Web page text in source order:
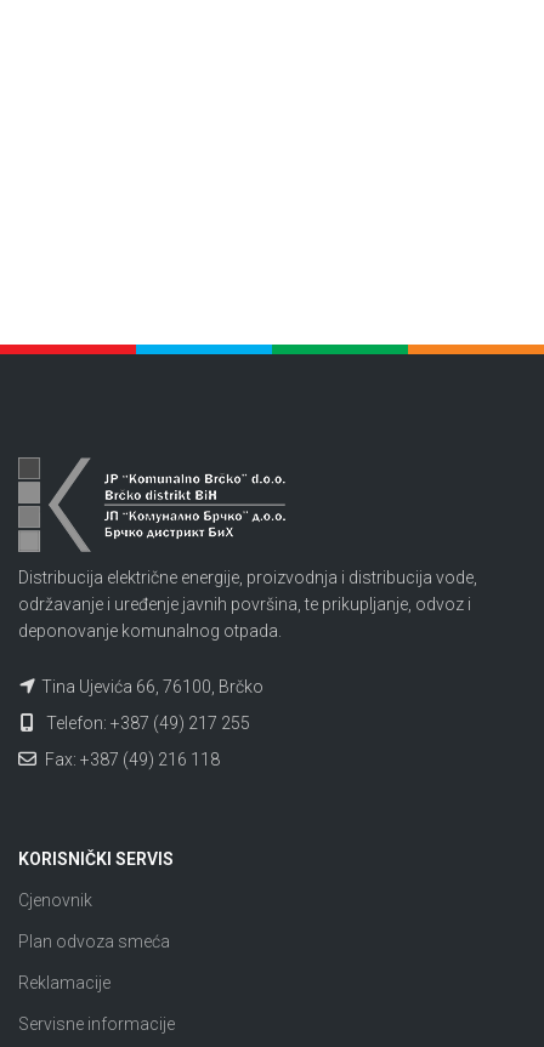
Distribucija električne energije, proizvodnja i distribucija vode,
održavanje i uređenje javnih površina, te prikupljanje, odvoz i
deponovanje komunalnog otpada.
Tina Ujevića 66, 76100, Brčko
Telefon: +387 (49) 217 255
Fax: +387 (49) 216 118
KORISNIČKI SERVIS
Cjenovnik
Plan odvoza smeća
Reklamacije
Servisne informacije